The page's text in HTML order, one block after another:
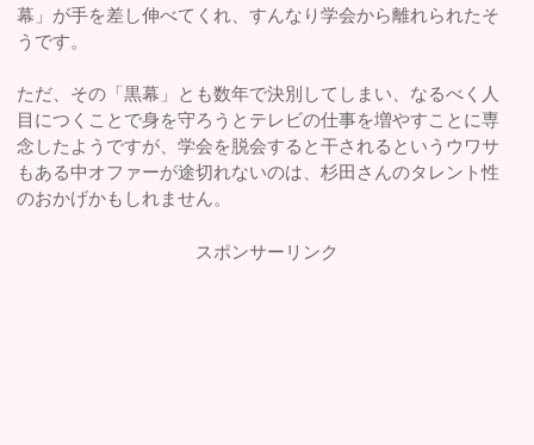
幕」が手を差し伸べてくれ、すんなり学会から離れられたそ
うです。
ただ、その「黒幕」とも数年で決別してしまい、なるべく人
目につくことで身を守ろうとテレビの仕事を増やすことに専
念したようですが、学会を脱会すると干されるというウワサ
もある中オファーが途切れないのは、杉田さんのタレント性
のおかげかもしれません。
スポンサーリンク